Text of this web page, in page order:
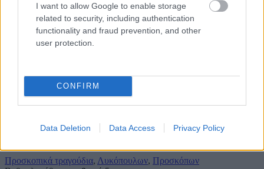
I want to allow Google to enable storage
related to security, including authentication
functionality and fraud prevention, and other
user protection.
CONFIRM
Data Deletion Data Access Privacy Policy
Αποθήκευσε το όνομά μου, email, και τον ιστότοπο μου σε
αυτόν τον πλοηγό για την επόμενη φορά που θα σχολιάσω.
Σχετικά προϊόντα
Προσκοπικά τραγούδια, Λυκόπουλων, Προσκόπων